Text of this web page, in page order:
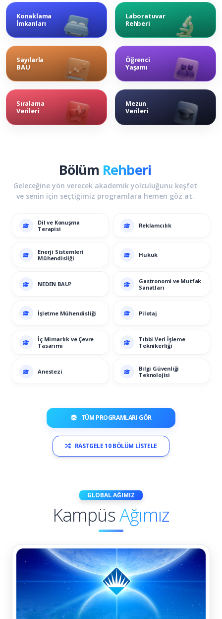
tanınan ve kâr amacı gütmeyen
bir Alman uygulamalı bilimler
üniversitesidir. Üniversite,
öğrencilerin akademik, kültürel
ve dilsel potansiyellerini
geliştiren ve onları […]
Konaklama
İmkanları
Laboratuvar
Rehberi
Sayılarla
BAU
Öğrenci
Yaşamı
Sıralama
Verileri
Mezun
Verileri
Bölüm Rehberi
Geleceğine yön verecek akademik yolculuğunu keşfet
ve senin için seçtiğimiz programlara hemen göz at.
Dil ve Konuşma
Terapisi
Reklamcılık
Enerji Sistemleri
Mühendisliği
Hukuk
NEDEN BAU?
Gastronomi ve Mutfak
Sanatları
İşletme Mühendisliği Pilotaj
İç Mimarlık ve Çevre
Tasarımı
Tıbbi Veri İşleme
Teknikerliği
Anestezi
Bilgi Güvenliği
Teknolojisi
TÜM PROGRAMLARI GÖR
RASTGELE 10 BÖLÜM LISTELE
GLOBAL AĞIMIZ
KampüsAğımız